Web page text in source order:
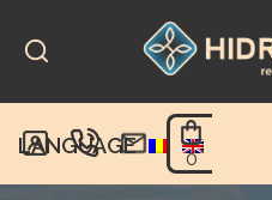
content
LANGUAGE
0